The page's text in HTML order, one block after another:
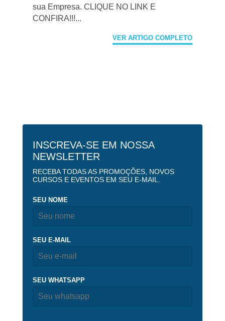
sua Empresa. CLIQUE NO LINK E
CONFIRA!!!...
VER ARTIGO COMPLETO
INSCREVA-SE EM NOSSA
NEWSLETTER
RECEBA TODAS AS PROMOÇÕES, NOVOS
CURSOS E EVENTOS EM SEU E-MAIL.
SEU NOME
SEU E-MAIL
SEU WHATSAPP